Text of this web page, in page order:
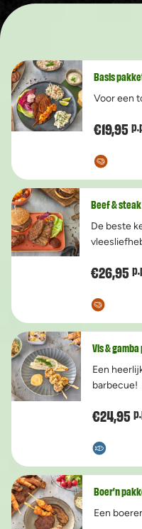
Basis
Voor een
€19,95
Beef &
De beste
€26,95
Vis &
Een
barbecue!
€24,95
Boer’n
Een